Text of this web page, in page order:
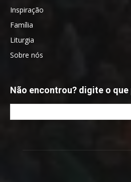
Inspiração
Família
Liturgia
Sobre nós
Não encontrou? digite o